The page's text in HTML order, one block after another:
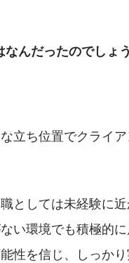
んだったのでしょ
立ち位置でクライ
としては未経験に
い環境でも積極的
性を信じ、しっか